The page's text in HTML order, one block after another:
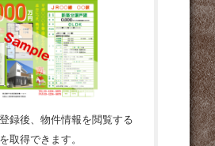
録後、物件情報を閲覧する
取得できます。